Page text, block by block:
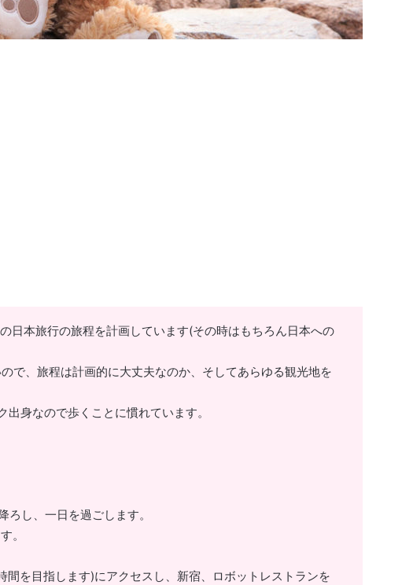
日本旅行の旅程を計画しています(その時はもちろん日本への
で、旅程は計画的に大丈夫なのか、そしてあらゆる観光地を
身なので歩くことに慣れています。
し、一日を過ごします。
。
を目指します)にアクセスし、新宿、ロボットレストランを